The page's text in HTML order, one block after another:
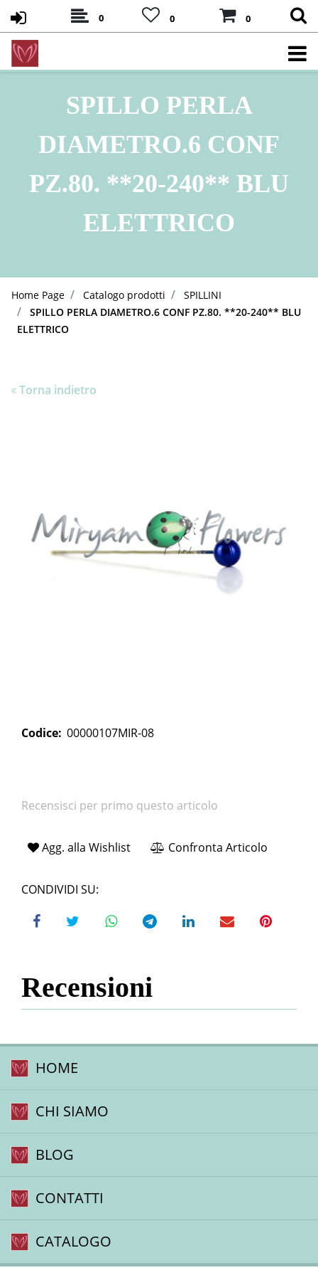
0 0 0
SPILLO PERLA
DIAMETRO.6 CONF
PZ.80. **20-240** BLU
ELETTRICO
Home Page Catalogo prodotti
SPILLINI
SPILLO PERLA DIAMETRO.6 CONF PZ.80. **20-240** BLU
ELETTRICO
Torna indietro
Codice: 00000107MIR-08
Recensisci per primo questo articolo
Agg. alla Wishlist Confronta Articolo
CONDIVIDI SU:
Recensioni
HOME
CHI SIAMO
BLOG
CONTATTI
CATALOGO